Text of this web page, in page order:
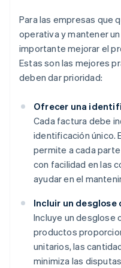
Para las empresas que
operativa y mantener
importante mejorar el
Estas son las mejores
deben dar prioridad:
Ofrecer una
Cada factura debe
identificación único.
permite a cada
con facilidad en las
ayudar en el
Incluir un
Incluye un desglose
productos
unitarios, las
minimiza las